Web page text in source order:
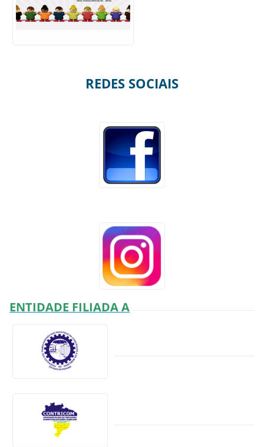
REDES SOCIAIS
ENTIDADE FILIADA A